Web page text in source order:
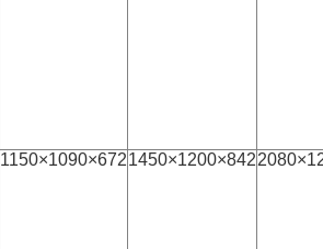
1150×1090×6721450×1200×842